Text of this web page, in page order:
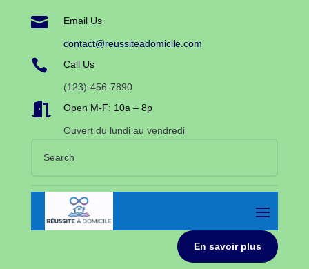
 Email Us
contact@reussiteadomicile.com
 Call Us
(123)-456-7890
 Open M-F: 10a – 8p
Ouvert du lundi au vendredi
En savoir plus